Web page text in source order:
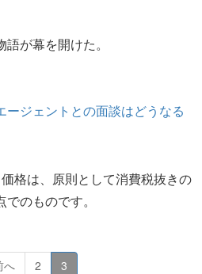
が幕を開けた。
ジェントとの面談はどうなる
格は、原則として消費税抜きの
のものです。
へ 2 3